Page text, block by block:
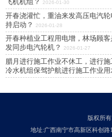
2026-01-30
开春浇灌忙，重油来发高压电汽
持启动？
2026-01-28
开春种植业工程用电增，林场顾
发同步电汽轮机？
2026-01-27
腊月进行施工作业不休工，进行
冷水机组保驾护航进行施工作业用
版权所
地址:广西南宁市高新区科创路